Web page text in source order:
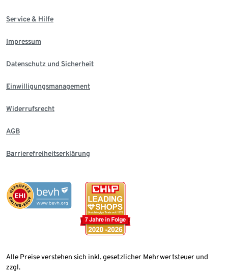
Service & Hilfe
Impressum
Datenschutz und Sicherheit
Einwilligungsmanagement
Widerrufsrecht
AGB
Barrierefreiheitserklärung
Alle Preise verstehen sich inkl. gesetzlicher Mehrwertsteuer und
zzgl.